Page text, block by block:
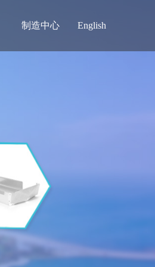
制造中心 English